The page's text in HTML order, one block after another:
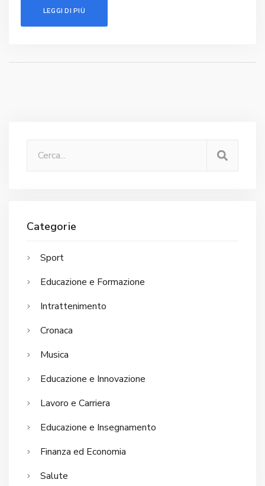
LEGGI DI PIÙ
Categorie
Sport
Educazione e Formazione
Intrattenimento
Cronaca
Musica
Educazione e Innovazione
Lavoro e Carriera
Educazione e Insegnamento
Finanza ed Economia
Salute